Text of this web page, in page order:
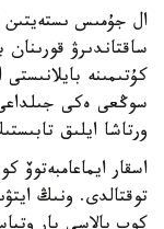
ال جۇمىس ىستەيتىن
ساقتاندىرۋ قورىنان
كۇتىمىنە
سوڭعى ەكى جىلداعى
ورتاشا ايلىق تابىستىڭ 40 پايىزىن
اسقار ايماعامبەتوۆ
توقتالدى. ونىڭ